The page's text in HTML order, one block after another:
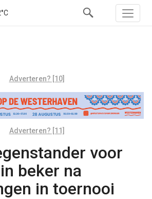
Adverteren? [10]
Adverteren? [11]
voor
beker na
in toernooi